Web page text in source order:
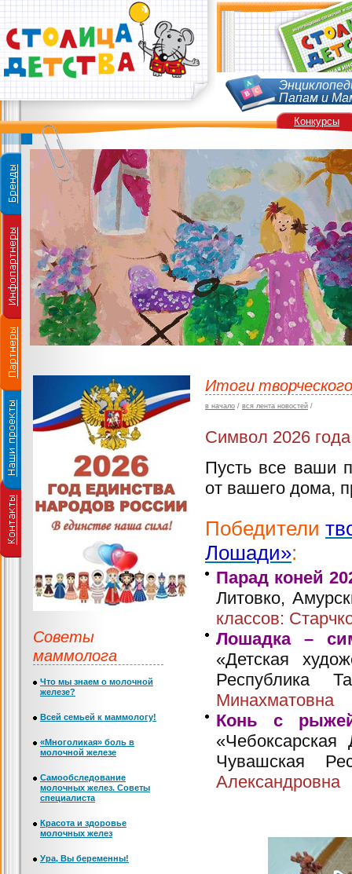
Папам и
Итоги
в начало / вся лента новостей /
Символ 2026
Пусть все ваши
от вашего дома,
Победители
Лошади»:
Парад коней
Литовко,
классов:
Лошадка –
«Детская
Республика
Минахматовна
Конь с
Чувашская
Александровна
Советы
маммолога
Что мы знаем о молочной
железе?
Всей семьей к маммологу!
«Многоликая» боль в
молочной железе
Самообследование
молочных желез. Советы
специалиста
Красота и здоровье
молочных желез
Ура, Вы беременны!
Конкурсы